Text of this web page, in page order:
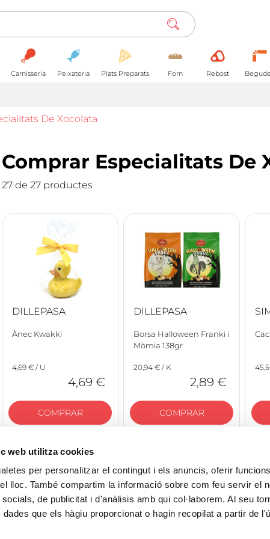
web utilitza cookies
per personalitzar el contingut i els anuncis, oferir
lloc. També compartim la informació sobre com feu servir el
de publicitat i d'anàlisis amb qui col·laborem. Al seu
dades que els hàgiu proporcionat o hagin recopilat a partir de
Carnisseria Peixateria Plats Preparats Forn Rebost
De Xocolata
Comprar Especialitats De
27 de 27 productes
DILLEPASA
Ànec Kwakki
4,69 € / U
4,69 €
COMPRAR
DILLEPASA
Borsa Halloween Franki i
Mòmia 138gr
20,94 € / K
2,89 €
COMPRAR